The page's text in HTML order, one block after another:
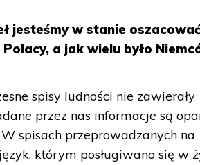
jesteśmy w stanie
a jak wielu było
spisy ludności nie zawierały
przez nas informacje są
spisach przeprowadzanych na
którym posługiwano się w